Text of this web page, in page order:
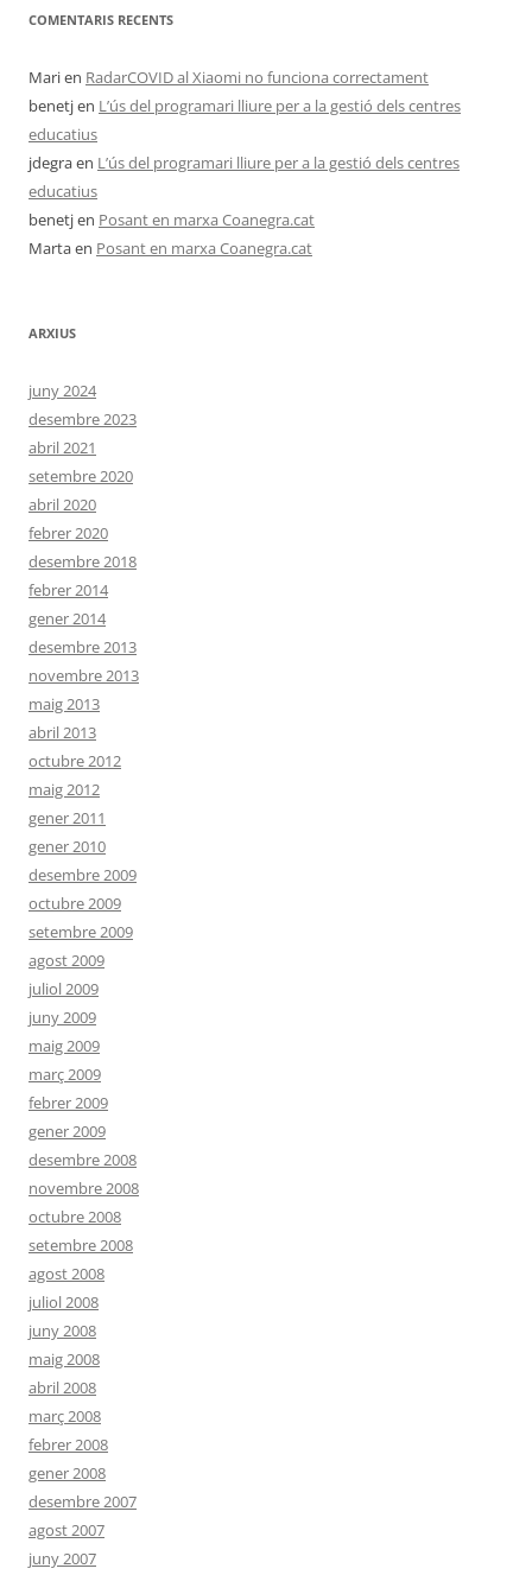
COMENTARIS RECENTS
Marien RadarCOVID al Xiaomi no funciona correctament
benetjen L’ús del programari lliure per a la gestió dels centres
educatius
jdegraen L’ús del programari lliure per a la gestió dels centres
educatius
benetjen Posant en marxa Coanegra.cat
Martaen Posant en marxa Coanegra.cat
ARXIUS
juny 2024
desembre 2023
abril 2021
setembre 2020
abril 2020
febrer 2020
desembre 2018
febrer 2014
gener 2014
desembre 2013
novembre 2013
maig 2013
abril 2013
octubre 2012
maig 2012
gener 2011
gener 2010
desembre 2009
octubre 2009
setembre 2009
agost 2009
juliol 2009
juny 2009
maig 2009
març 2009
febrer 2009
gener 2009
desembre 2008
novembre 2008
octubre 2008
setembre 2008
agost 2008
juliol 2008
juny 2008
maig 2008
abril 2008
març 2008
febrer 2008
gener 2008
desembre 2007
agost 2007
juny 2007